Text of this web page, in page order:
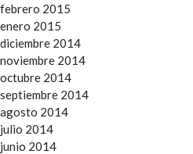
febrero 2015
enero 2015
diciembre 2014
noviembre 2014
octubre 2014
septiembre 2014
agosto 2014
julio 2014
junio 2014